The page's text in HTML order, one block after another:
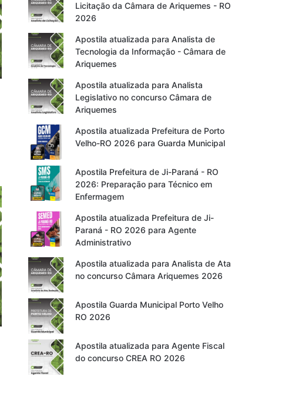
Licitação da Câmara de Ariquemes - RO
2026
Apostila atualizada para Analista de
Tecnologia da Informação - Câmara de
Ariquemes
Apostila atualizada para Analista
Legislativo no concurso Câmara de
Ariquemes
Apostila atualizada Prefeitura de Porto
Velho-RO 2026 para Guarda Municipal
Apostila Prefeitura de Ji-Paraná - RO
2026: Preparação para Técnico em
Enfermagem
Apostila atualizada Prefeitura de Ji-
Paraná - RO 2026 para Agente
Administrativo
Apostila atualizada para Analista de Ata
no concurso Câmara Ariquemes 2026
Apostila Guarda Municipal Porto Velho
RO 2026
Apostila atualizada para Agente Fiscal
do concurso CREA RO 2026